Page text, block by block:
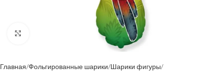
Нажмите, чтобы увеличить
Главная Фольгированные шарики Шарики фигуры